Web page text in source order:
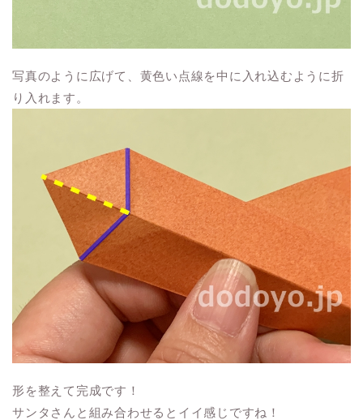
写真のように広げて、黄色い点線を中に入れ込むように折
り入れます。
形を整えて完成です！
サンタさんと組み合わせるとイイ感じですね！